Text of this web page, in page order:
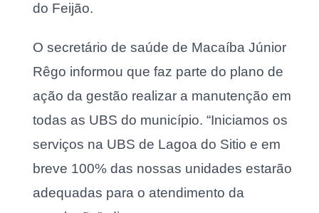
do Feijão.
O secretário de saúde de Macaíba Júnior
Rêgo informou que faz parte do plano de
ação da gestão realizar a manutenção em
todas as UBS do município. “Iniciamos os
serviços na UBS de Lagoa do Sitio e em
breve 100% das nossas unidades estarão
adequadas para o atendimento da